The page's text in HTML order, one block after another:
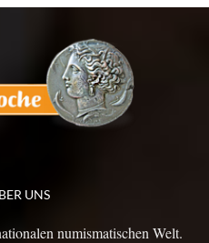
UNS
numismatischen Welt.